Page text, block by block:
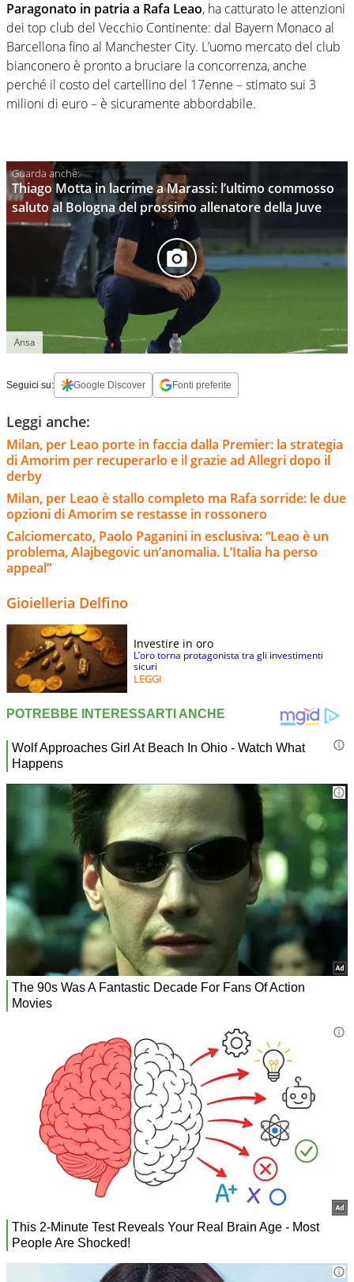
Paragonato in patria a Rafa Leao, ha catturato le attenzioni
dei top club del Vecchio Continente: dal Bayern Monaco al
Barcellona fino al Manchester City. L’uomo mercato del club
bianconero è pronto a bruciare la concorrenza, anche
perché il costo del cartellino del 17enne – stimato sui 3
milioni di euro – è sicuramente abbordabile.
Thiago Motta in lacrime a Marassi: l’ultimo commosso
saluto al Bologna del prossimo allenatore della Juve
Ansa
Seguici su: Google Discover Fonti preferite
Leggi anche:
Milan, per Leao porte in faccia dalla Premier: la strategia
di Amorim per recuperarlo e il grazie ad Allegri dopo il
derby
Milan, per Leao è stallo completo ma Rafa sorride: le due
opzioni di Amorim se restasse in rossonero
Calciomercato, Paolo Paganini in esclusiva: “Leao è un
problema, Alajbegovic un’anomalia. L’Italia ha perso
appeal”
Gioielleria Delfino
Investire in oro
L’oro torna protagonista tra gli investimenti
sicuri
LEGGI